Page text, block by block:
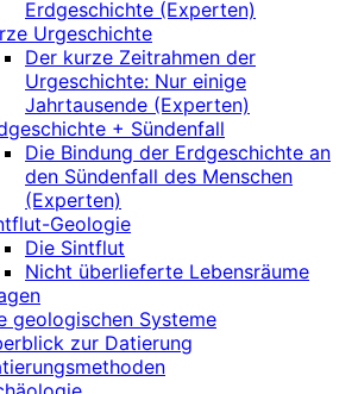
Erdgeschichte (Experten)
Urgeschichte
Der kurze Zeitrahmen der
Urgeschichte: Nur einige
Jahrtausende (Experten)
+ Sündenfall
Die Bindung der Erdgeschichte an
den Sündenfall des Menschen
(Experten)
Geologie
Die Sintflut
Nicht überlieferte Lebensräume
geologischen Systeme
zur Datierung